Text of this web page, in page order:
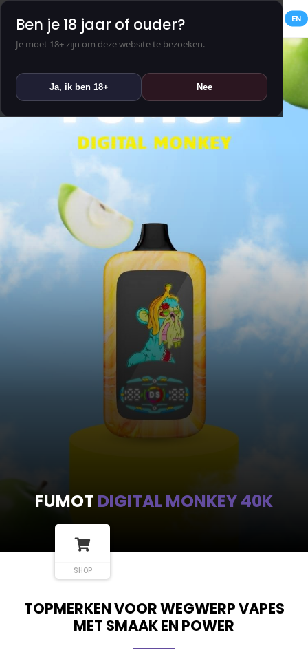
Ben je 18 jaar of ouder?
Je moet 18+ zijn om deze website te bezoeken.
Ja, ik ben 18+ Nee
EN
FUMOT DIGITAL MONKEY 40K
SHOP
TOPMERKEN VOOR WEGWERP VAPES
MET SMAAK EN POWER